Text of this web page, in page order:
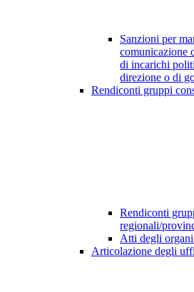
Sanzioni per
comunicazione
di incarichi
direzione o di
Rendiconti gruppi
Rendiconti
regionali/
Atti degli
Articolazione degli